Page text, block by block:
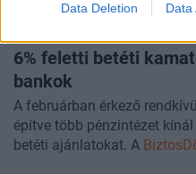
Data Deletion Data
2026. február 02. 07:24 |
6% feletti betéti
bankok
A februárban érkező
építve több pénzintézet
betéti ajánlatokat. A